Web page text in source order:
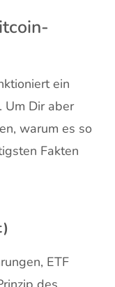
ein
Um Dir aber
warum es so
Fakten
ETF